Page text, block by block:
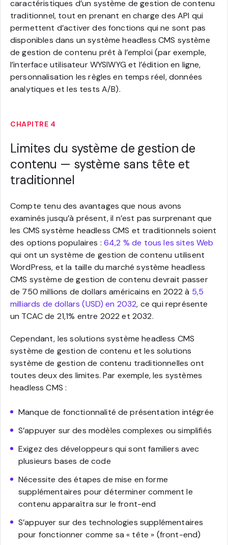
caractéristiques d’un système de gestion de contenu
traditionnel, tout en prenant en charge des API qui
permettent d’activer des fonctions qui ne sont pas
disponibles dans un système headless CMS système
de gestion de contenu prêt à l’emploi (par exemple,
l’interface utilisateur WYSIWYG et l’édition en ligne,
personnalisation les règles en temps réel, données
analytiques et les tests A/B).
CHAPITRE 4
Limites du système de gestion de
contenu — système sans tête et
traditionnel
Compte tenu des avantages que nous avons
examinés jusqu’à présent, il n’est pas surprenant que
les CMS système headless CMS et traditionnels soient
des options populaires :64,2 % de tous les sites Web
qui ont un système de gestion de contenu utilisent
WordPress, et la taille du marché système headless
CMS système de gestion de contenu devrait passer
de 750 millions de dollars américains en 2022 à 5,5
milliards de dollars (USD) en 2032, ce qui représente
un TCAC de 21,1% entre 2022 et 2032.
Cependant, les solutions système headless CMS
système de gestion de contenu et les solutions
système de gestion de contenu traditionnelles ont
toutes deux des limites. Par exemple, les systèmes
headless CMS :
Manque de fonctionnalité de présentation intégrée
S’appuyer sur des modèles complexes ou simplifiés
Exigez des développeurs qui sont familiers avec
plusieurs bases de code
Nécessite des étapes de mise en forme
supplémentaires pour déterminer comment le
contenu apparaîtra sur le front-end
S’appuyer sur des technologies supplémentaires
pour fonctionner comme sa « tête » (front-end)